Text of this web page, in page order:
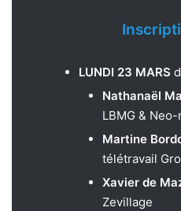
LUNDI 23 MARS
Nathanaël
LBMG &
Martine
télétravail
Xavier de
Zevillage